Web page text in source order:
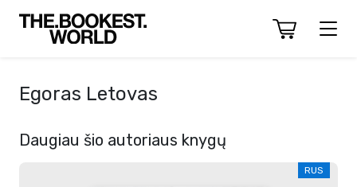
Egoras Letovas
Daugiau šio autoriaus knygų
RUS